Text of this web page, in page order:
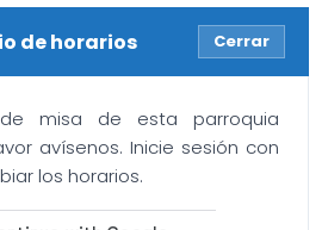
de horarios Cerrar
misa de esta parroquia
avísenos. Inicie sesión con
los horarios.